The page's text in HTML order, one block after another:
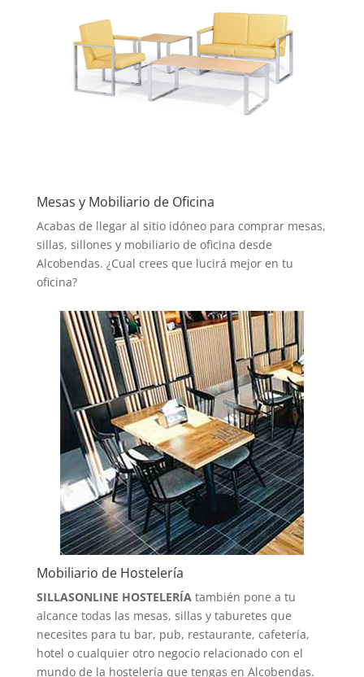
Mesas y Mobiliario de Oficina
Acabas de llegar al sitio idóneo para comprar mesas,
sillas, sillones y mobiliario de oficina desde
Alcobendas. ¿Cual crees que lucirá mejor en tu
oficina?
Mobiliario de Hostelería
SILLASONLINE HOSTELERÍAtambién pone a tu
alcance todas las mesas, sillas y taburetes que
necesites para tu bar, pub, restaurante, cafetería,
hotel o cualquier otro negocio relacionado con el
mundo de la hostelería que tengas en Alcobendas.